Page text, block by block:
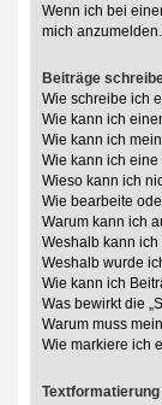
Wenn ich bei
mich anzumelden.
Beiträge
Wie schreibe ich
Wie kann ich
Wie kann ich
Wie kann ich
Wieso kann ich
Wie bearbeite
Warum kann ich
Weshalb kann
Weshalb wurde
Wie kann ich
Was bewirkt die
Warum muss
Wie markiere ich